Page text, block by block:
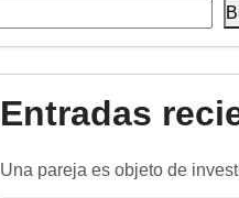
Entradas
Una pareja es objeto de